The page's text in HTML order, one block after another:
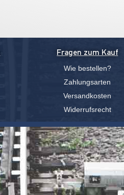
Fragen zum Kauf
Wie bestellen?
Zahlungsarten
Versandkosten
Widerrufsrecht